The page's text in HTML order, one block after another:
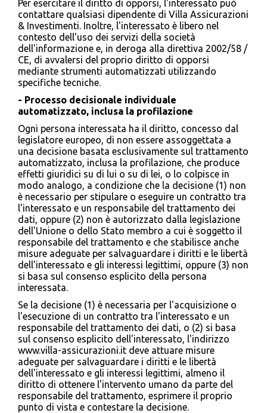
Per esercitare il diritto di opporsi, l'interessato può
contattare qualsiasi dipendente di Villa Assicurazioni
& Investimenti. Inoltre, l'interessato è libero nel
contesto dell'uso dei servizi della società
dell'informazione e, in deroga alla direttiva 2002/58 /
CE, di avvalersi del proprio diritto di opporsi
mediante strumenti automatizzati utilizzando
specifiche tecniche.
- Processo decisionale individuale
automatizzato, inclusa la profilazione
Ogni persona interessata ha il diritto, concesso dal
legislatore europeo, di non essere assoggettata a
una decisione basata esclusivamente sul trattamento
automatizzato, inclusa la profilazione, che produce
effetti giuridici su di lui o su di lei, o lo colpisce in
modo analogo, a condizione che la decisione (1) non
è necessario per stipulare o eseguire un contratto tra
l'interessato e un responsabile del trattamento dei
dati, oppure (2) non è autorizzato dalla legislazione
dell'Unione o dello Stato membro a cui è soggetto il
responsabile del trattamento e che stabilisce anche
misure adeguate per salvaguardare i diritti e le libertà
dell'interessato e gli interessi legittimi, oppure (3) non
si basa sul consenso esplicito della persona
interessata.
Se la decisione (1) è necessaria per l'acquisizione o
l'esecuzione di un contratto tra l'interessato e un
responsabile del trattamento dei dati, o (2) si basa
sul consenso esplicito dell'interessato, l'indirizzo
www.villa-assicurazioni.it deve attuare misure
adeguate per salvaguardare i diritti e le libertà
dell'interessato e gli interessi legittimi, almeno il
diritto di ottenere l'intervento umano da parte del
responsabile del trattamento, esprimere il proprio
punto di vista e contestare la decisione.